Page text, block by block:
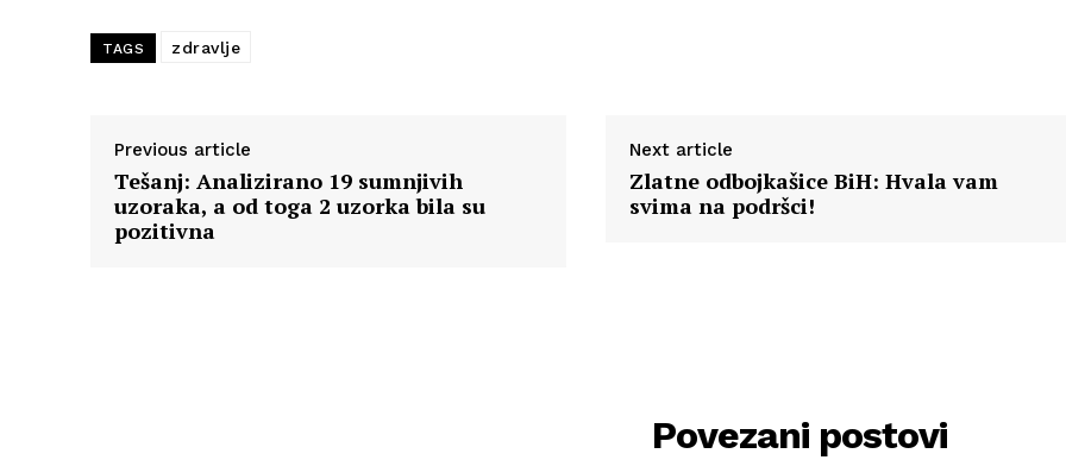
TAGS zdravlje
Previous article
Tešanj: Analizirano 19 sumnjivih
uzoraka, a od toga 2 uzorka bila su
pozitivna
Next article
Zlatne odbojkašice BiH: Hvala vam
svima na podršci!
Povezani postovi